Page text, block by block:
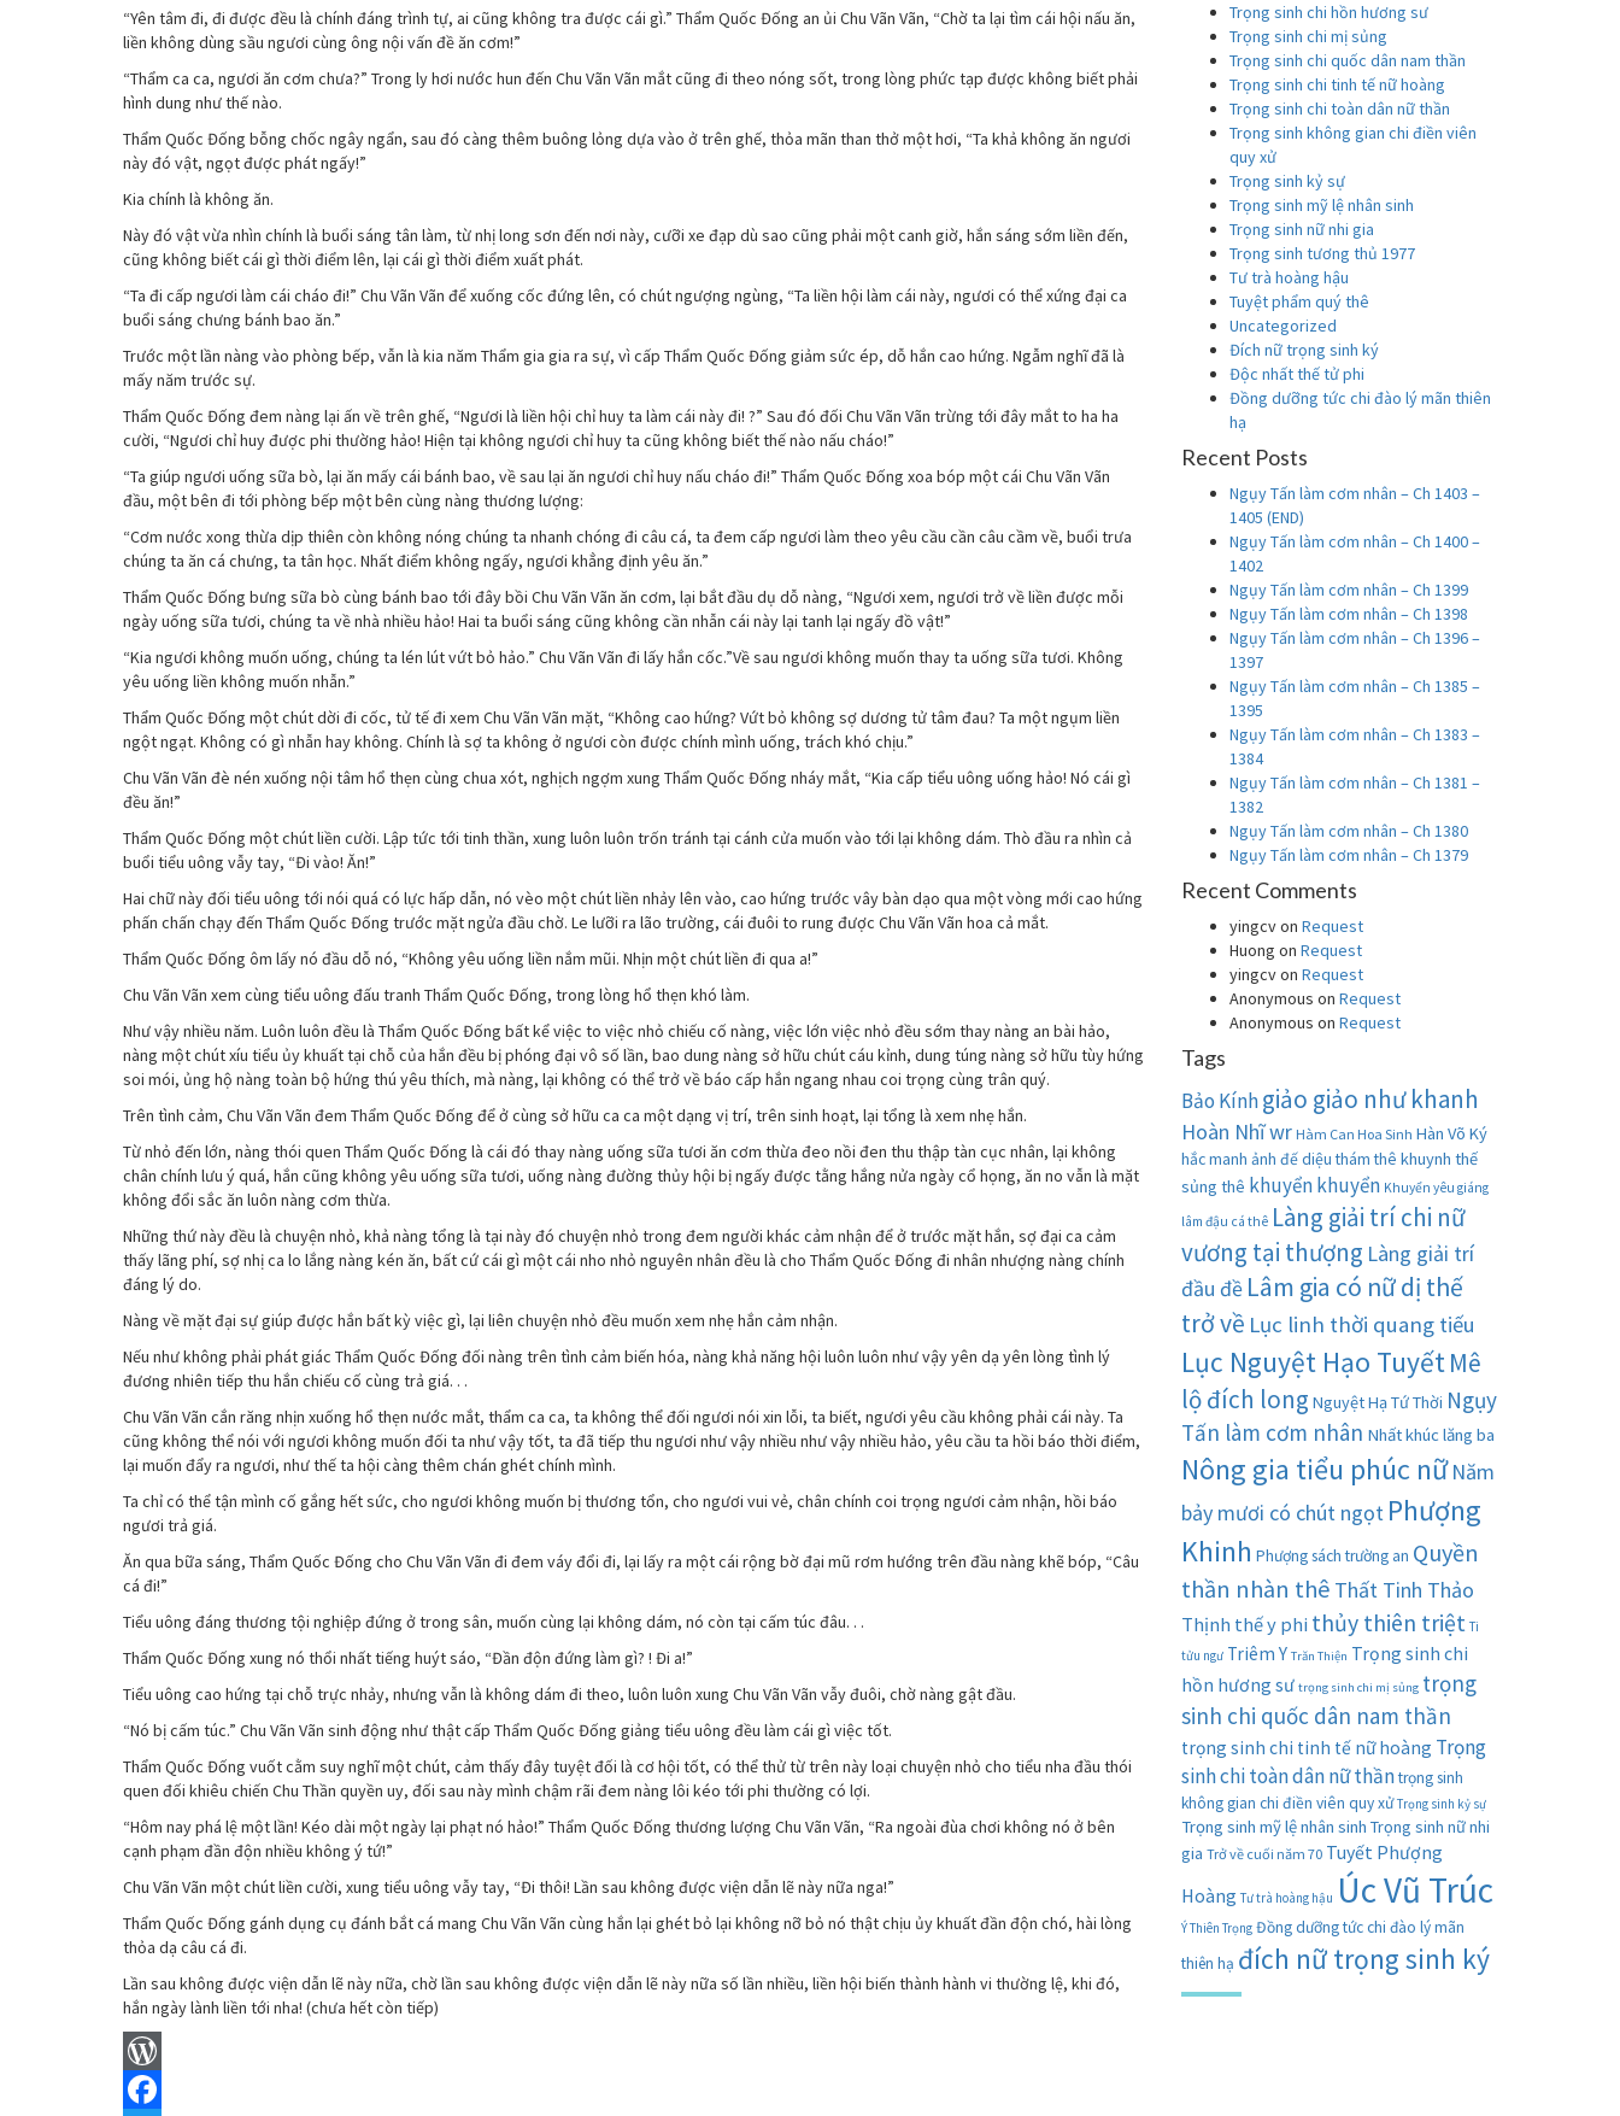
“Yên tâm đi, đi được đều là chính đáng trình tự, ai cũng không tra được cái gì.” Thẩm Quốc Đống an ủi Chu Vãn Vãn, “Chờ ta lại tìm cái hội nấu ăn,
liền không dùng sầu ngươi cùng ông nội vấn đề ăn cơm!”
“Thẩm ca ca, ngươi ăn cơm chưa?” Trong ly hơi nước hun đến Chu Vãn Vãn mắt cũng đi theo nóng sốt, trong lòng phức tạp được không biết phải
hình dung như thế nào.
Thẩm Quốc Đống bỗng chốc ngây ngẩn, sau đó càng thêm buông lỏng dựa vào ở trên ghế, thỏa mãn than thở một hơi, “Ta khả không ăn ngươi
này đó vật, ngọt được phát ngấy!”
Kia chính là không ăn.
Này đó vật vừa nhìn chính là buổi sáng tân làm, từ nhị long sơn đến nơi này, cưỡi xe đạp dù sao cũng phải một canh giờ, hắn sáng sớm liền đến,
cũng không biết cái gì thời điểm lên, lại cái gì thời điểm xuất phát.
“Ta đi cấp ngươi làm cái cháo đi!” Chu Vãn Vãn để xuống cốc đứng lên, có chút ngượng ngùng, “Ta liền hội làm cái này, ngươi có thể xứng đại ca
buổi sáng chưng bánh bao ăn.”
Trước một lần nàng vào phòng bếp, vẫn là kia năm Thẩm gia gia ra sự, vì cấp Thẩm Quốc Đống giảm sức ép, dỗ hắn cao hứng. Ngẫm nghĩ đã là
mấy năm trước sự.
Thẩm Quốc Đống đem nàng lại ấn về trên ghế, “Ngươi là liền hội chỉ huy ta làm cái này đi! ?” Sau đó đối Chu Vãn Vãn trừng tới đây mắt to ha ha
cười, “Ngươi chỉ huy được phi thường hảo! Hiện tại không ngươi chỉ huy ta cũng không biết thế nào nấu cháo!”
“Ta giúp ngươi uống sữa bò, lại ăn mấy cái bánh bao, về sau lại ăn ngươi chỉ huy nấu cháo đi!” Thẩm Quốc Đống xoa bóp một cái Chu Vãn Vãn
đầu, một bên đi tới phòng bếp một bên cùng nàng thương lượng:
“Cơm nước xong thừa dịp thiên còn không nóng chúng ta nhanh chóng đi câu cá, ta đem cấp ngươi làm theo yêu cầu cần câu cầm về, buổi trưa
chúng ta ăn cá chưng, ta tân học. Nhất điểm không ngấy, ngươi khẳng định yêu ăn.”
Thẩm Quốc Đống bưng sữa bò cùng bánh bao tới đây bồi Chu Vãn Vãn ăn cơm, lại bắt đầu dụ dỗ nàng, “Ngươi xem, ngươi trở về liền được mỗi
ngày uống sữa tươi, chúng ta về nhà nhiều hảo! Hai ta buổi sáng cũng không cần nhẫn cái này lại tanh lại ngấy đồ vật!”
“Kia ngươi không muốn uống, chúng ta lén lút vứt bỏ hảo.” Chu Vãn Vãn đi lấy hắn cốc.”Về sau ngươi không muốn thay ta uống sữa tươi. Không
yêu uống liền không muốn nhẫn.”
Thẩm Quốc Đống một chút dời đi cốc, tử tế đi xem Chu Vãn Vãn mặt, “Không cao hứng? Vứt bỏ không sợ dương tử tâm đau? Ta một ngụm liền
ngột ngạt. Không có gì nhẫn hay không. Chính là sợ ta không ở ngươi còn được chính mình uống, trách khó chịu.”
Chu Vãn Vãn đè nén xuống nội tâm hổ thẹn cùng chua xót, nghịch ngợm xung Thẩm Quốc Đống nháy mắt, “Kia cấp tiểu uông uống hảo! Nó cái gì
đều ăn!”
Thẩm Quốc Đống một chút liền cười. Lập tức tới tinh thần, xung luôn luôn trốn tránh tại cánh cửa muốn vào tới lại không dám. Thò đầu ra nhìn cả
buổi tiểu uông vẫy tay, “Đi vào! Ăn!”
Hai chữ này đối tiểu uông tới nói quá có lực hấp dẫn, nó vèo một chút liền nhảy lên vào, cao hứng trước vây bàn dạo qua một vòng mới cao hứng
phấn chấn chạy đến Thẩm Quốc Đống trước mặt ngửa đầu chờ. Le lưỡi ra lão trường, cái đuôi to rung được Chu Vãn Vãn hoa cả mắt.
Thẩm Quốc Đống ôm lấy nó đầu dỗ nó, “Không yêu uống liền nắm mũi. Nhịn một chút liền đi qua a!”
Chu Vãn Vãn xem cùng tiểu uông đấu tranh Thẩm Quốc Đống, trong lòng hổ thẹn khó làm.
Như vậy nhiều năm. Luôn luôn đều là Thẩm Quốc Đống bất kể việc to việc nhỏ chiếu cố nàng, việc lớn việc nhỏ đều sớm thay nàng an bài hảo,
nàng một chút xíu tiểu ủy khuất tại chỗ của hắn đều bị phóng đại vô số lần, bao dung nàng sở hữu chút cáu kỉnh, dung túng nàng sở hữu tùy hứng
soi mói, ủng hộ nàng toàn bộ hứng thú yêu thích, mà nàng, lại không có thể trở về báo cấp hắn ngang nhau coi trọng cùng trân quý.
Trên tình cảm, Chu Vãn Vãn đem Thẩm Quốc Đống để ở cùng sở hữu ca ca một dạng vị trí, trên sinh hoạt, lại tổng là xem nhẹ hắn.
Từ nhỏ đến lớn, nàng thói quen Thẩm Quốc Đống là cái đó thay nàng uống sữa tươi ăn cơm thừa đeo nồi đen thu thập tàn cục nhân, lại không
chân chính lưu ý quá, hắn cũng không yêu uống sữa tươi, uống nàng đường thủy hội bị ngấy được tằng hắng nửa ngày cổ họng, ăn no vẫn là mặt
không đổi sắc ăn luôn nàng cơm thừa.
Những thứ này đều là chuyện nhỏ, khả nàng tổng là tại này đó chuyện nhỏ trong đem người khác cảm nhận để ở trước mặt hắn, sợ đại ca cảm
thấy lãng phí, sợ nhị ca lo lắng nàng kén ăn, bất cứ cái gì một cái nho nhỏ nguyên nhân đều là cho Thẩm Quốc Đống đi nhân nhượng nàng chính
đáng lý do.
Nàng về mặt đại sự giúp được hắn bất kỳ việc gì, lại liên chuyện nhỏ đều muốn xem nhẹ hắn cảm nhận.
Nếu như không phải phát giác Thẩm Quốc Đống đối nàng trên tình cảm biến hóa, nàng khả năng hội luôn luôn như vậy yên dạ yên lòng tình lý
đương nhiên tiếp thu hắn chiếu cố cùng trả giá. . .
Chu Vãn Vãn cắn răng nhịn xuống hổ thẹn nước mắt, thẩm ca ca, ta không thể đối ngươi nói xin lỗi, ta biết, ngươi yêu cầu không phải cái này. Ta
cũng không thể nói với ngươi không muốn đối ta như vậy tốt, ta đã tiếp thu ngươi như vậy nhiều như vậy nhiều hảo, yêu cầu ta hồi báo thời điểm,
lại muốn đẩy ra ngươi, như thế ta hội càng thêm chán ghét chính mình.
Ta chỉ có thể tận mình cố gắng hết sức, cho ngươi không muốn bị thương tổn, cho ngươi vui vẻ, chân chính coi trọng ngươi cảm nhận, hồi báo
ngươi trả giá.
Ăn qua bữa sáng, Thẩm Quốc Đống cho Chu Vãn Vãn đi đem váy đổi đi, lại lấy ra một cái rộng bờ đại mũ rơm hướng trên đầu nàng khẽ bóp, “Câu
cá đi!”
Tiểu uông đáng thương tội nghiệp đứng ở trong sân, muốn cùng lại không dám, nó còn tại cấm túc đâu. . .
Thẩm Quốc Đống xung nó thổi nhất tiếng huýt sáo, “Đần độn đứng làm gì? ! Đi a!”
Tiểu uông cao hứng tại chỗ trực nhảy, nhưng vẫn là không dám đi theo, luôn luôn xung Chu Vãn Vãn vẫy đuôi, chờ nàng gật đầu.
“Nó bị cấm túc.” Chu Vãn Vãn sinh động như thật cấp Thẩm Quốc Đống giảng tiểu uông đều làm cái gì việc tốt.
Thẩm Quốc Đống vuốt cằm suy nghĩ một chút, cảm thấy đây tuyệt đối là cơ hội tốt, có thể thử từ trên này loại chuyện nhỏ cho tiểu nha đầu thói
quen đối khiêu chiến Chu Thần quyền uy, đối sau này mình chậm rãi đem nàng lôi kéo tới phi thường có lợi.
“Hôm nay phá lệ một lần! Kéo dài một ngày lại phạt nó hảo!” Thẩm Quốc Đống thương lượng Chu Vãn Vãn, “Ra ngoài đùa chơi không nó ở bên
cạnh phạm đần độn nhiều không ý tứ!”
Chu Vãn Vãn một chút liền cười, xung tiểu uông vẫy tay, “Đi thôi! Lần sau không được viện dẫn lẽ này nữa nga!”
Thẩm Quốc Đống gánh dụng cụ đánh bắt cá mang Chu Vãn Vãn cùng hắn lại ghét bỏ lại không nỡ bỏ nó thật chịu ủy khuất đần độn chó, hài lòng
thỏa dạ câu cá đi.
Lần sau không được viện dẫn lẽ này nữa, chờ lần sau không được viện dẫn lẽ này nữa số lần nhiều, liền hội biến thành hành vi thường lệ, khi đó,
hắn ngày lành liền tới nha! (chưa hết còn tiếp)
WordPress
Trọng sinh chi hồn hương sư
Trọng sinh chi mị sủng
Trọng sinh chi quốc dân nam thần
Trọng sinh chi tinh tế nữ hoàng
Trọng sinh chi toàn dân nữ thần
Trọng sinh không gian chi điền viên
quy xử
Trọng sinh kỷ sự
Trọng sinh mỹ lệ nhân sinh
Trọng sinh nữ nhi gia
Trọng sinh tương thủ 1977
Tư trà hoàng hậu
Tuyệt phẩm quý thê
Uncategorized
Đích nữ trọng sinh ký
Độc nhất thế tử phi
Đồng dưỡng tức chi đào lý mãn thiên
hạ
Recent Posts
Ngụy Tấn làm cơm nhân – Ch 1403 –
1405 (END)
Ngụy Tấn làm cơm nhân – Ch 1400 –
1402
Ngụy Tấn làm cơm nhân – Ch 1399
Ngụy Tấn làm cơm nhân – Ch 1398
Ngụy Tấn làm cơm nhân – Ch 1396 –
1397
Ngụy Tấn làm cơm nhân – Ch 1385 –
1395
Ngụy Tấn làm cơm nhân – Ch 1383 –
1384
Ngụy Tấn làm cơm nhân – Ch 1381 –
1382
Ngụy Tấn làm cơm nhân – Ch 1380
Ngụy Tấn làm cơm nhân – Ch 1379
Recent Comments
yingcvon Request
Huong on Request
yingcvon Request
Anonymous on Request
Anonymous on Request
Tags
Bảo Kính giảo giảo như khanh
Hoàn Nhĩ wr Hàm Can Hoa Sinh Hàn Võ Ký
hắc manh ảnh đế diệu thám thê khuynh thế
sủng thê khuyển khuyển Khuyển yêu giáng
lâm đậu cá thê Làng giải trí chi nữ
vương tại thượng Làng giải trí
đầu đề Lâm gia có nữ dị thế
trở về Lục linh thời quang tiếu
Lục Nguyệt Hạo Tuyết Mê
lộ đích long Nguyệt Hạ Tứ Thời Ngụy
Tấn làm cơm nhân Nhất khúc lăng ba
Nông gia tiểu phúc nữ Năm
bảy mươi có chút ngọt Phượng
Khinh Phượng sách trường an Quyền
thần nhàn thê Thất Tinh Thảo
Thịnh thế y phi thủy thiên triệt Ti
tửu ngư Triêm Y Trăn Thiện Trọng sinh chi
hồn hương sư trọng sinh chi mị sủng trọng
sinh chi quốc dân nam thần
trọng sinh chi tinh tế nữ hoàng Trọng
sinh chi toàn dân nữ thầntrọng sinh
không gian chi điền viên quy xử Trọng sinh kỷ sự
Trọng sinh mỹ lệ nhân sinh Trọng sinh nữ nhi
gia Trở về cuối năm 70 Tuyết Phượng
Hoàng Tư trà hoàng hậu Úc Vũ Trúc
Ý Thiên Trọng Đồng dưỡng tức chi đào lý mãn
thiên hạ đích nữ trọng sinh ký